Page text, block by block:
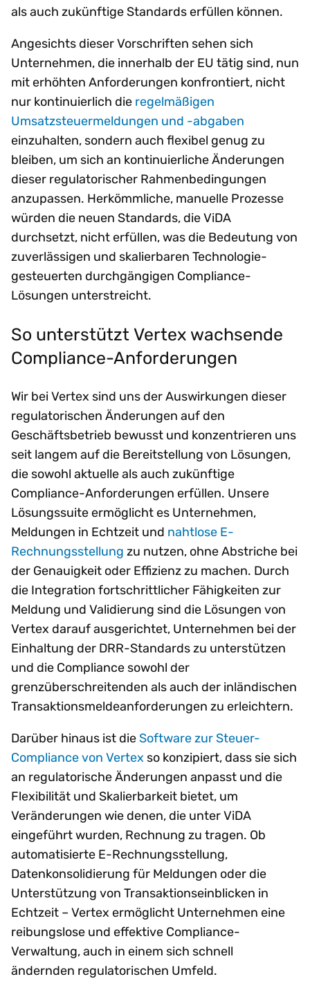
als auch zukünftige Standards erfüllen können.
Angesichts dieser Vorschriften sehen sich
Unternehmen, die innerhalb der EU tätig sind, nun
mit erhöhten Anforderungen konfrontiert, nicht
nur kontinuierlich die regelmäßigen
Umsatzsteuermeldungen und -abgaben
einzuhalten, sondern auch flexibel genug zu
bleiben, um sich an kontinuierliche Änderungen
dieser regulatorischer Rahmenbedingungen
anzupassen. Herkömmliche, manuelle Prozesse
würden die neuen Standards, die ViDA
durchsetzt, nicht erfüllen, was die Bedeutung von
zuverlässigen und skalierbaren Technologie-
gesteuerten durchgängigen Compliance-
Lösungen unterstreicht.
So unterstützt Vertex wachsende
Compliance-Anforderungen
Wir bei Vertex sind uns der Auswirkungen dieser
regulatorischen Änderungen auf den
Geschäftsbetrieb bewusst und konzentrieren uns
seit langem auf die Bereitstellung von Lösungen,
die sowohl aktuelle als auch zukünftige
Compliance-Anforderungen erfüllen. Unsere
Lösungssuite ermöglicht es Unternehmen,
Meldungen in Echtzeit und nahtlose E-
Rechnungsstellung zu nutzen, ohne Abstriche bei
der Genauigkeit oder Effizienz zu machen. Durch
die Integration fortschrittlicher Fähigkeiten zur
Meldung und Validierung sind die Lösungen von
Vertex darauf ausgerichtet, Unternehmen bei der
Einhaltung der DRR-Standards zu unterstützen
und die Compliance sowohl der
grenzüberschreitenden als auch der inländischen
Transaktionsmeldeanforderungen zu erleichtern.
Darüber hinaus ist dieSoftware zur Steuer-
Compliance von Vertex so konzipiert, dass sie sich
an regulatorische Änderungen anpasst und die
Flexibilität und Skalierbarkeit bietet, um
Veränderungen wie denen, die unter ViDA
eingeführt wurden, Rechnung zu tragen. Ob
automatisierte E-Rechnungsstellung,
Datenkonsolidierung für Meldungen oder die
Unterstützung von Transaktionseinblicken in
Echtzeit – Vertex ermöglicht Unternehmen eine
reibungslose und effektive Compliance-
Verwaltung, auch in einem sich schnell
ändernden regulatorischen Umfeld.